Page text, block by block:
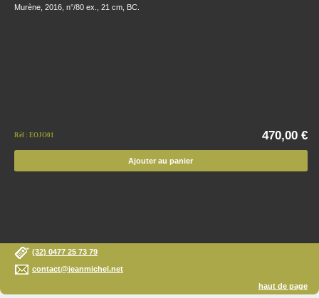
Murène, 2016, n°/80 ex., 21 cm, BC.
Réf : EOJO01 470,00 €
Ajouter au panier
(32) 0477 25 73 79
contact@jeanmichel.net
haut de page